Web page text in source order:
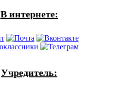
В интернете:
Учредитель: